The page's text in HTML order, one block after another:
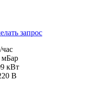
запрос
мБар
кВт
В